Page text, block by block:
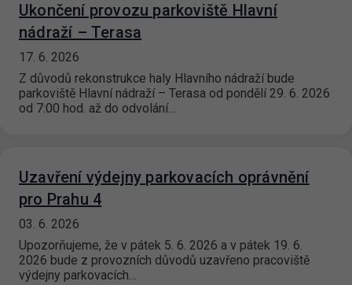
Ukončení provozu parkoviště Hlavní
nádraží – Terasa
17. 6. 2026
Z důvodů rekonstrukce haly Hlavního nádraží bude
parkoviště Hlavní nádraží – Terasa od pondělí 29. 6. 2026
od 7:00 hod. až do odvolání…
Uzavření výdejny parkovacích oprávnění
pro Prahu 4
03. 6. 2026
Upozorňujeme, že v pátek 5. 6. 2026 a v pátek 19. 6.
2026 bude z provozních důvodů uzavřeno pracoviště
výdejny parkovacích…